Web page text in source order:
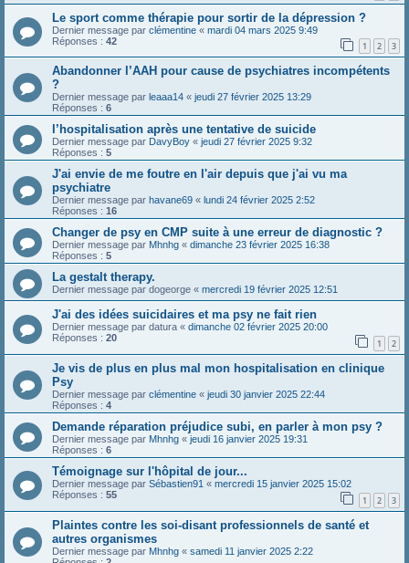
Le sport comme thérapie pour sortir de la dépression ?
Dernier message par clémentine « mardi 04 mars 2025 9:49
Réponses : 42 1 2 3
Abandonner l’AAH pour cause de psychiatres incompétents
?
Dernier message par leaaa14 « jeudi 27 février 2025 13:29
Réponses : 6
l’hospitalisation après une tentative de suicide
Dernier message par DavyBoy « jeudi 27 février 2025 9:32
Réponses : 5
J'ai envie de me foutre en l'air depuis que j'ai vu ma
psychiatre
Dernier message par havane69 « lundi 24 février 2025 2:52
Réponses : 16
Changer de psy en CMP suite à une erreur de diagnostic ?
Dernier message par Mhnhg « dimanche 23 février 2025 16:38
Réponses : 5
La gestalt therapy.
Dernier message par dogeorge « mercredi 19 février 2025 12:51
J'ai des idées suicidaires et ma psy ne fait rien
Dernier message par datura « dimanche 02 février 2025 20:00
Réponses : 20 1 2
Je vis de plus en plus mal mon hospitalisation en clinique
Psy
Dernier message par clémentine « jeudi 30 janvier 2025 22:44
Réponses : 4
Demande réparation préjudice subi, en parler à mon psy ?
Dernier message par Mhnhg « jeudi 16 janvier 2025 19:31
Réponses : 6
Témoignage sur l'hôpital de jour...
Dernier message par Sébastien91 « mercredi 15 janvier 2025 15:02
Réponses : 55 1 2 3
Plaintes contre les soi-disant professionnels de santé et
autres organismes
Dernier message par Mhnhg « samedi 11 janvier 2025 2:22